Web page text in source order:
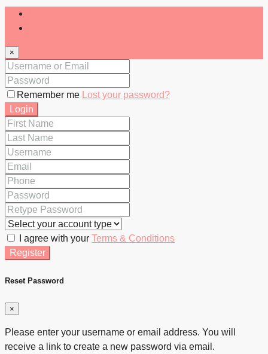
×
Remember me Lost your password?
Login
I agree with your Terms & Conditions
Register
Reset Password
×
Please enter your username or email address. You will
receive a link to create a new password via email.